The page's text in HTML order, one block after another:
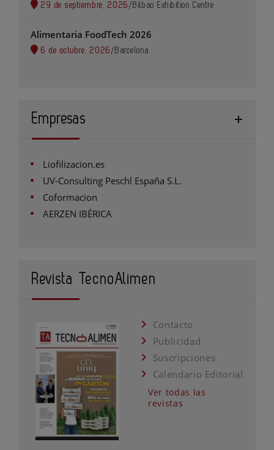
29 de septiembre, 2026 / Bilbao Exhibition Centre
Alimentaria FoodTech 2026
6 de octubre, 2026 / Barcelona
Empresas
Liofilizacion.es
UV-Consulting Peschl España S.L.
Coformacion
AERZEN IBÉRICA
Revista TecnoAlimen
Contacto
Publicidad
Suscripciones
Calendario Editorial
Ver todas las
revistas